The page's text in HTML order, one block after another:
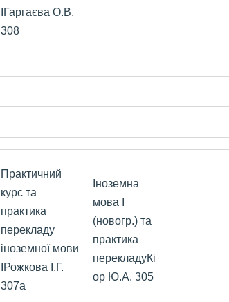
ІГаргаєва О.В.
308
Практичний
курс та
практика
перекладу
іноземної мови
ІРожкова І.Г.
307а
Іноземна
мова І
(новогр.) та
практика
перекладуКі
ор Ю.А. 305